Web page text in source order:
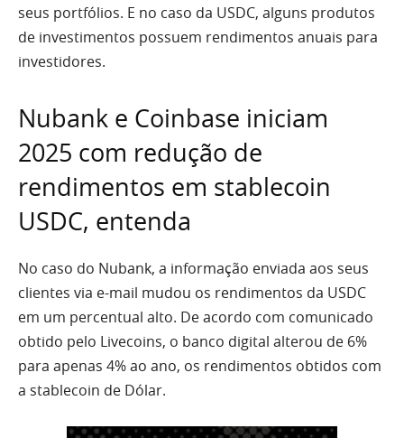
seus portfólios. E no caso da USDC, alguns produtos
de investimentos possuem rendimentos anuais para
investidores.
Nubank e Coinbase iniciam
2025 com redução de
rendimentos em stablecoin
USDC, entenda
No caso do Nubank, a informação enviada aos seus
clientes via e-mail mudou os rendimentos da USDC
em um percentual alto. De acordo com comunicado
obtido pelo Livecoins, o banco digital alterou de 6%
para apenas 4% ao ano, os rendimentos obtidos com
a stablecoin de Dólar.